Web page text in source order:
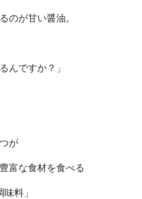
のが甘い醤油。
んですか？」
が
富な食材を食べる
料」